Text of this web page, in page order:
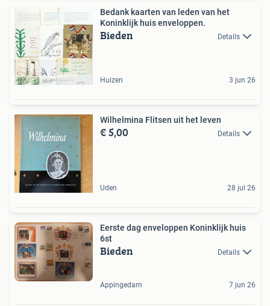
Bedank kaarten van leden van het
Koninklijk huis enveloppen.
Bieden Details
Huizen 3 jun 26
Wilhelmina Flitsen uit het leven
€ 5,00 Details
Uden 28 jul 26
Eerste dag enveloppen Koninklijk huis
6st
Bieden Details
Appingedam 7 jun 26